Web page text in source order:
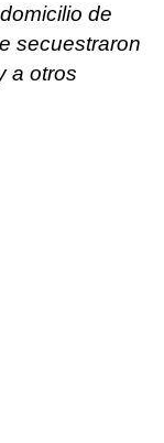
de
secuestraron
a otros